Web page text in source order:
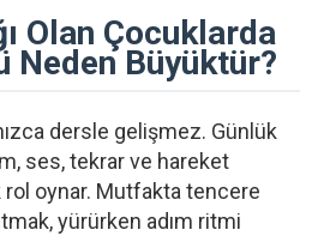
Olan Çocuklarda
Neden Büyüktür?
dersle gelişmez. Günlük
ses, tekrar ve hareket
oynar. Mutfakta tencere
yürürken adım ritmi